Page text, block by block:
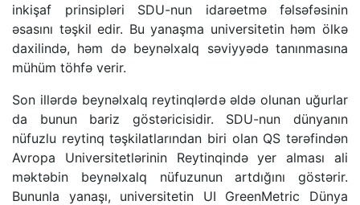
inkişaf prinsipləri SDU-nun idarəetmə fəlsəfəsinin
əsasını təşkil edir. Bu yanaşma universitetin həm ölkə
daxilində, həm də beynəlxalq səviyyədə tanınmasına
mühüm töhfə verir.
Son illərdə beynəlxalq reytinqlərdə əldə olunan uğurlar
da bunun bariz göstəricisidir. SDU-nun dünyanın
nüfuzlu reytinq təşkilatlarından biri olan QS tərəfindən
Avropa Universitetlərinin Reytinqində yer alması ali
məktəbin beynəlxalq nüfuzunun artdığını göstərir.
Bununla yanaşı, universitetin UI GreenMetric Dünya